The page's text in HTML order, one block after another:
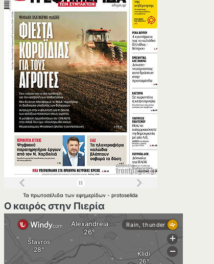
Ταπρωτοσέλιδατωνεφημερίδων-protoselida
Ο καιρός στην Πιερία